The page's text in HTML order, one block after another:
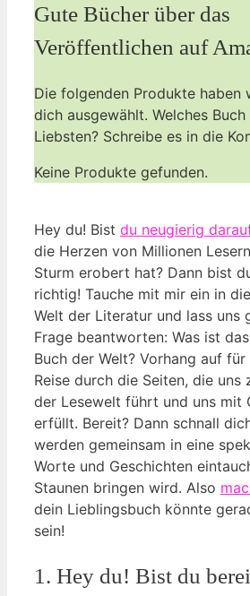
Gute Bücher⁤ über ⁢das
Veröffentlichen auf
Die folgenden Produkte
dich ausgewählt. Welches
Liebsten? Schreibe es ‍in die
Keine Produkte gefunden.
Hey du! ​Bist du neugierig
die⁤ Herzen⁤ von⁣ Millionen
Sturm erobert ‍hat? Dann bist
richtig! Tauche mit mir ein in
Welt der ‌Literatur und lass uns
Frage beantworten: Was ⁤ist
Buch der Welt? ‌Vorhang auf
Reise durch die⁤ Seiten, die ⁤uns
der Lesewelt führt und uns​ mit
erfüllt. Bereit? Dann‍ schnall⁣
werden gemeinsam in eine
Worte und Geschichten
Staunen ‌bringen wird. Also
dein⁤ Lieblingsbuch könnte
sein!
1. Hey du! Bist du